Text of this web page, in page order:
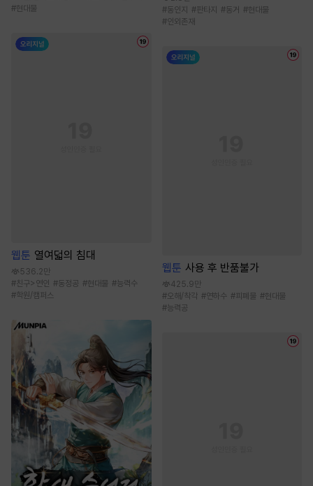
#현대물
웹툰 열여덟의 침대
536.2만
#친구>연인 #동정공 #현대물 #능력수
#학원/캠퍼스
#동인지 #판타지 #동거 #현대물
#인외존재
웹툰 사용 후 반품불가
425.9만
#오해/착각 #연하수 #피폐물 #현대물
#능력공